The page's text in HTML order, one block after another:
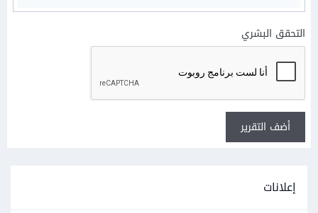
التحقق البشري
أضف التقرير
إعلانات